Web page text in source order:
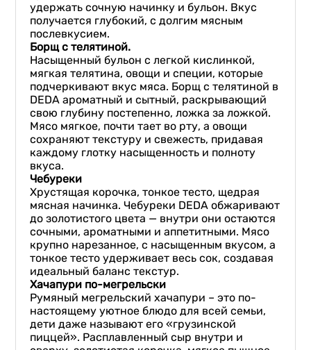
удержать сочную начинку и бульон. Вкус
получается глубокий, с долгим мясным
послевкусием.
Борщ с телятиной.
Насыщенный бульон с легкой кислинкой,
мягкая телятина, овощи и специи, которые
подчеркивают вкус мяса. Борщ с телятиной в
DEDA ароматный и сытный, раскрывающий
свою глубину постепенно, ложка за ложкой.
Мясо мягкое, почти тает во рту, а овощи
сохраняют текстуру и свежесть, придавая
каждому глотку насыщенность и полноту
вкуса.
Чебуреки
Хрустящая корочка, тонкое тесто, щедрая
мясная начинка. Чебуреки DEDA обжаривают
до золотистого цвета — внутри они остаются
сочными, ароматными и аппетитными. Мясо
крупно нарезанное, с насыщенным вкусом, а
тонкое тесто удерживает весь сок, создавая
идеальный баланс текстур.
Хачапури по-мегрельски
Румяный мегрельский хачапури – это по-
настоящему уютное блюдо для всей семьи,
дети даже называют его «грузинской
пиццей». Расплавленный сыр внутри и